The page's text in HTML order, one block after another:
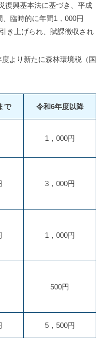
復興基本法に基づき、平成
臨時的に年間1，000円
き上げられ、賦課徴収され
より新たに森林環境税（国
で 令和6年度以降
1，000円
3，000円
1，000円
500円
5，500円